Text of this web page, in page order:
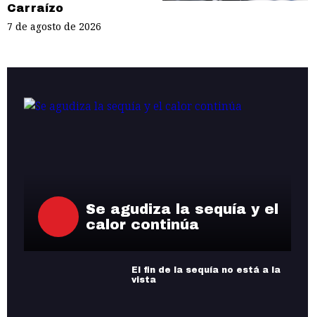
Carraízo
7 de agosto de 2026
Se agudiza la sequía y el
calor continúa
El fin de la sequía no está a la
vista